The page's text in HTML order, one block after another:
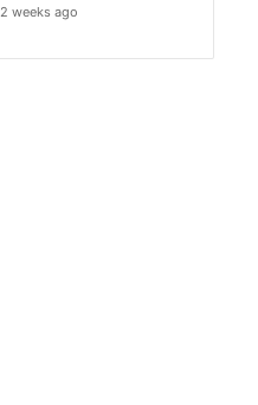
2 weeks ago